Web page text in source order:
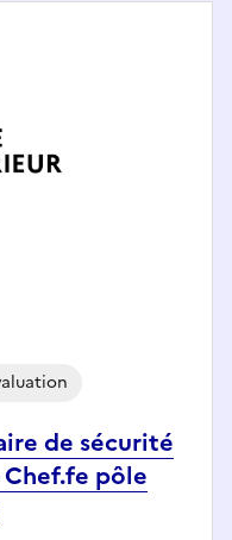
de sécurité
pôle